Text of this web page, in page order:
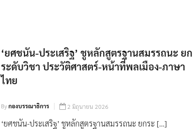
‘ยศชนัน-ประเสริฐ’ ชูหลักสูตรฐานสมรรถนะ ยก
ระดับวิชา ประวัติศาสตร์-หน้าที่พลเมือง-ภาษา
ไทย
Byกองบรรณาธิการ 2 มิถุนายน 2026
‘ยศชนัน-ประเสริฐ’ ชูหลักสูตรฐานสมรรถนะ ยกระ […]